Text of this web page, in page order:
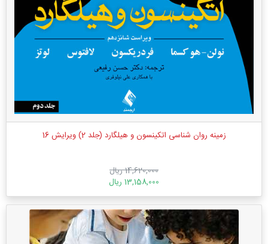
زمینه روان شناسی اتکینسون و هیلگارد (جلد 2) ویرایش 16
14,620,000 ریال
13,158,000 ریال